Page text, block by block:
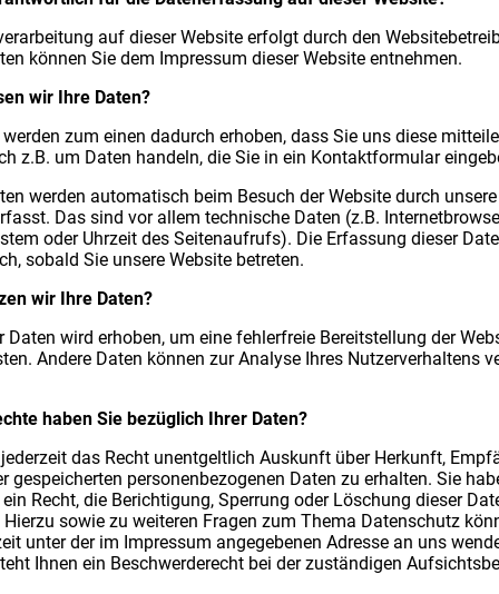
auf dieser Website erfolgt durch den
können Sie dem Impressum dieser Website entnehmen.
wir Ihre Daten?
zum einen dadurch erhoben, dass Sie uns diese
z.B. um Daten handeln, die Sie in ein Kontaktformular
werden automatisch beim Besuch der Website durch unsere
Das sind vor allem technische Daten (z.B.
oder Uhrzeit des Seitenaufrufs). Die Erfassung dieser
sobald Sie unsere Website betreten.
wir Ihre Daten?
Daten wird erhoben, um eine fehlerfreie Bereitstellung der
Andere Daten können zur Analyse Ihres Nutzerverhaltens
haben Sie bezüglich Ihrer Daten?
das Recht unentgeltlich Auskunft über Herkunft,
gespeicherten personenbezogenen Daten zu erhalten. Sie
Recht, die Berichtigung, Sperrung oder Löschung dieser
sowie zu weiteren Fragen zum Thema Datenschutz
unter der im Impressum angegebenen Adresse an uns
Ihnen ein Beschwerderecht bei der zuständigen